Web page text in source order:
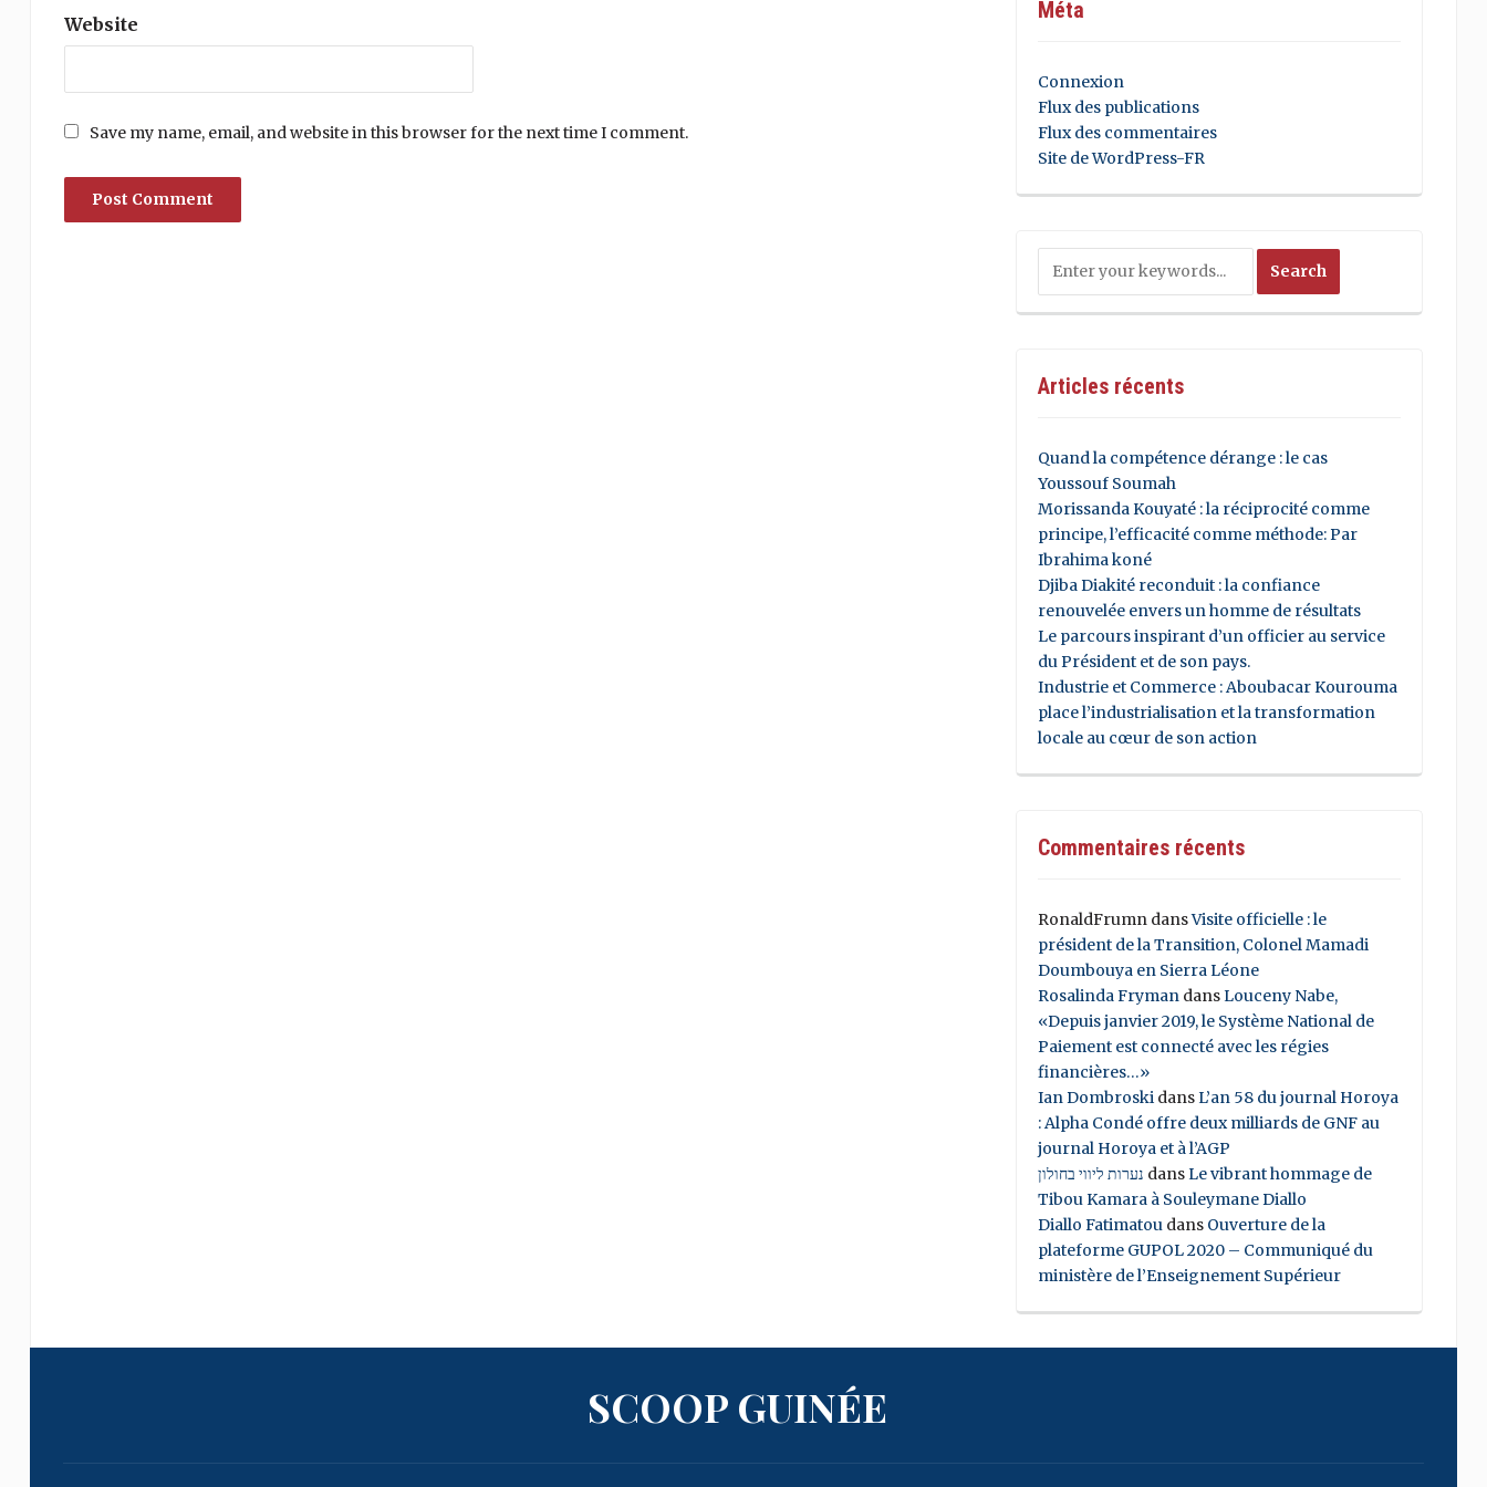
Website
Save my name, email, and website in this browser for the next time I comment.
Méta
Connexion
Flux des publications
Flux des commentaires
Site de WordPress-FR
Articles récents
Quand la compétence dérange : le cas
Youssouf Soumah
Morissanda Kouyaté : la réciprocité comme
principe, l’efficacité comme méthode: Par
Ibrahima koné
Djiba Diakité reconduit : la confiance
renouvelée envers un homme de résultats
Le parcours inspirant d’un officier au service
du Président et de son pays.
Industrie et Commerce : Aboubacar Kourouma
place l’industrialisation et la transformation
locale au cœur de son action
Commentaires récents
RonaldFrumndansVisite officielle : le
président de la Transition, Colonel Mamadi
Doumbouya en Sierra Léone
Rosalinda FrymandansLouceny Nabe,
«Depuis janvier 2019, le Système National de
Paiement est connecté avec les régies
financières…»
Ian DombroskidansL’an 58 du journal Horoya
: Alpha Condé offre deux milliards de GNF au
journal Horoya et à l’AGP
נערות ליווי בחולון dansLe vibrant hommage de
Tibou Kamara à Souleymane Diallo
Diallo Fatimatoudans Ouverture de la
plateforme GUPOL 2020 – Communiqué du
ministère de l’Enseignement Supérieur
SCOOP GUINÉE